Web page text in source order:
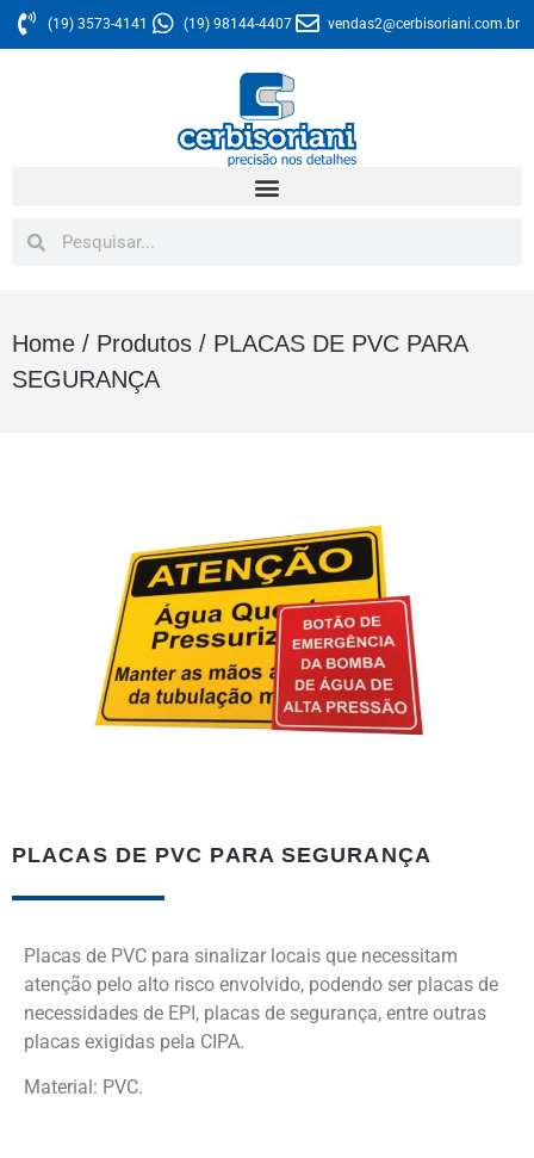
(19) 3573-4141 (19) 98144-4407 vendas2@cerbisoriani.com.br
Home / Produtos / PLACAS DE PVC PARA
SEGURANÇA
PLACAS DE PVC PARA SEGURANÇA
Placas de PVC para sinalizar locais que necessitam
atenção pelo alto risco envolvido, podendo ser placas de
necessidades de EPI, placas de segurança, entre outras
placas exigidas pela CIPA.
Material: PVC.